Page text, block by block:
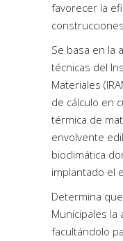
favorecer la
Se basa en la
técnicas del
Materiales
de cálculo en
térmica de
envolvente
bioclimática
implantado el
Determina
Municipales la
facultándolo